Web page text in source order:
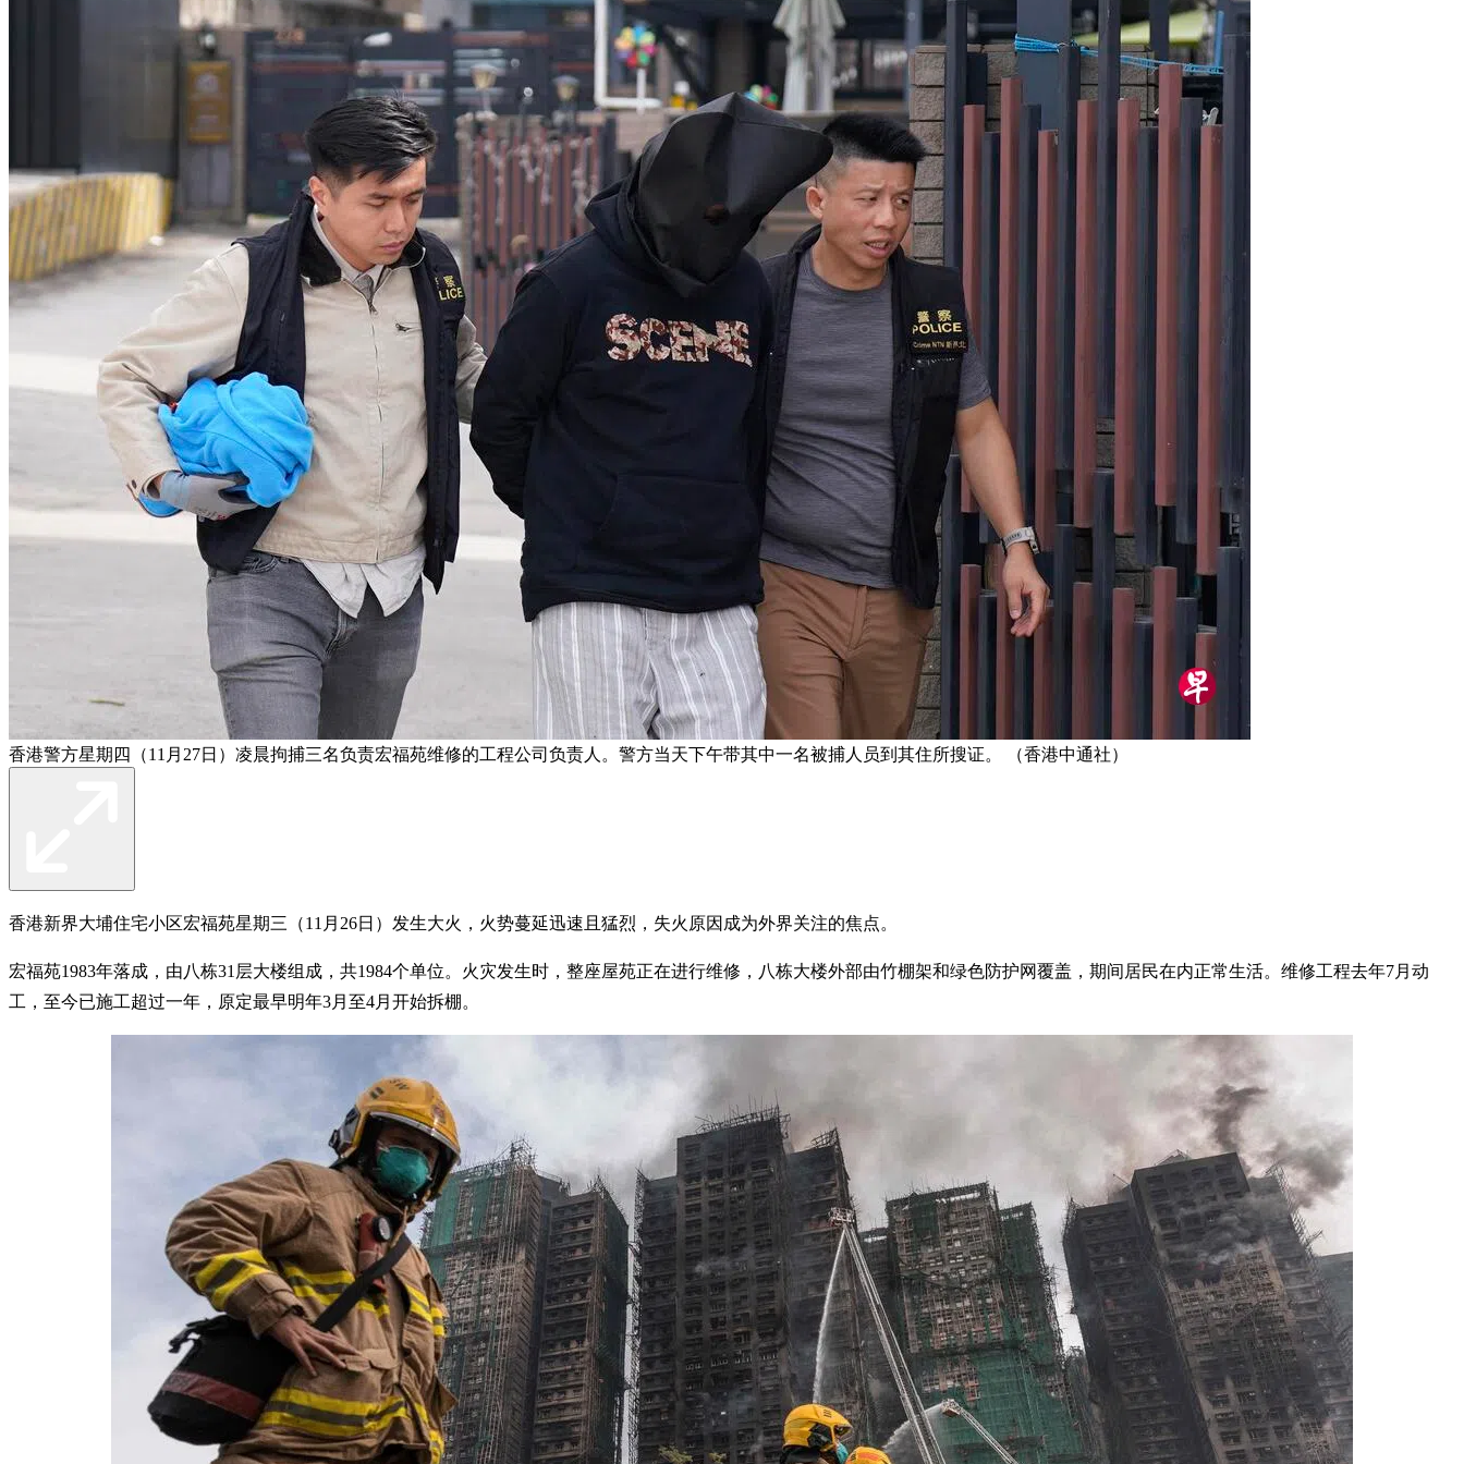
香港警方星期四（11月27日）凌晨拘捕三名负责宏福苑维修的工程公司负责人。警方当天下午带其中一名被捕人员到其住所搜证。 （香港中通社）
香港新界大埔住宅小区宏福苑星期三（11月26日）发生大火，火势蔓延迅速且猛烈，失火原因成为外界关注的焦点。
宏福苑1983年落成，由八栋31层大楼组成，共1984个单位。火灾发生时，整座屋苑正在进行维修，八栋大楼外部由竹棚架和绿色防护网覆盖，期间居民在内正常生活。维修工程去年7月动
工，至今已施工超过一年，原定最早明年3月至4月开始拆棚。